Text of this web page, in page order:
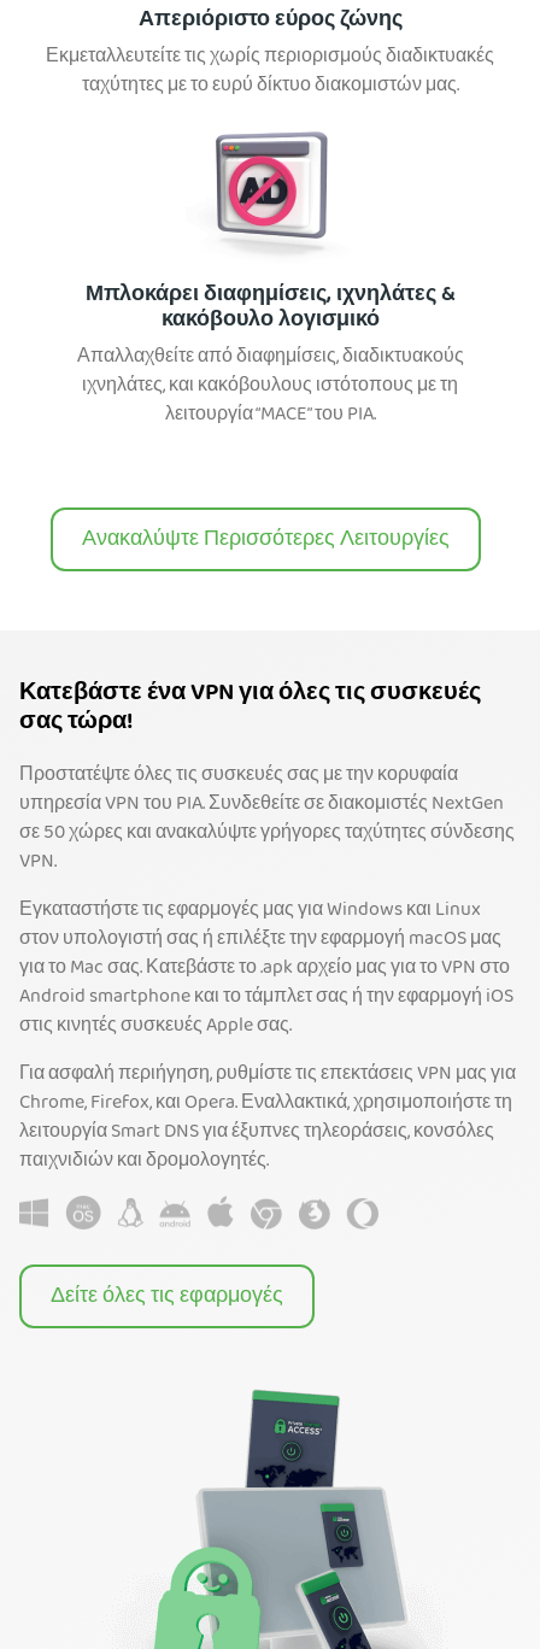
Απεριόριστο εύρος ζώνης
Εκμεταλλευτείτε τις χωρίς περιορισμούς διαδικτυακές
ταχύτητες με το ευρύ δίκτυο διακομιστών μας.
Μπλοκάρει διαφημίσεις, ιχνηλάτες &
κακόβουλο λογισμικό
Απαλλαχθείτε από διαφημίσεις, διαδικτυακούς
ιχνηλάτες, και κακόβουλους ιστότοπους με τη
λειτουργία “MACE” του PIA.
Ανακαλύψτε Περισσότερες Λειτουργίες
Κατεβάστε ένα VPN για όλες τις συσκευές
σας τώρα!
Προστατέψτε όλες τις συσκευές σας με την κορυφαία
υπηρεσία VPN του PIA. Συνδεθείτε σε διακομιστές NextGen
σε 50 χώρες και ανακαλύψτε γρήγορες ταχύτητες σύνδεσης
VPN.
Εγκαταστήστε τις εφαρμογές μας για Windows και Linux
στον υπολογιστή σας ή επιλέξτε την εφαρμογή macOS μας
για το Mac σας. Κατεβάστε το .apk αρχείο μας για το VPN στο
Android smartphone και το τάμπλετ σας ή την εφαρμογή iOS
στις κινητές συσκευές Apple σας.
Για ασφαλή περιήγηση, ρυθμίστε τις επεκτάσεις VPN μας για
Chrome, Firefox, και Opera. Εναλλακτικά, χρησιμοποιήστε τη
λειτουργία Smart DNS για έξυπνες τηλεοράσεις, κονσόλες
παιχνιδιών και δρομολογητές.
Δείτε όλες τις εφαρμογές